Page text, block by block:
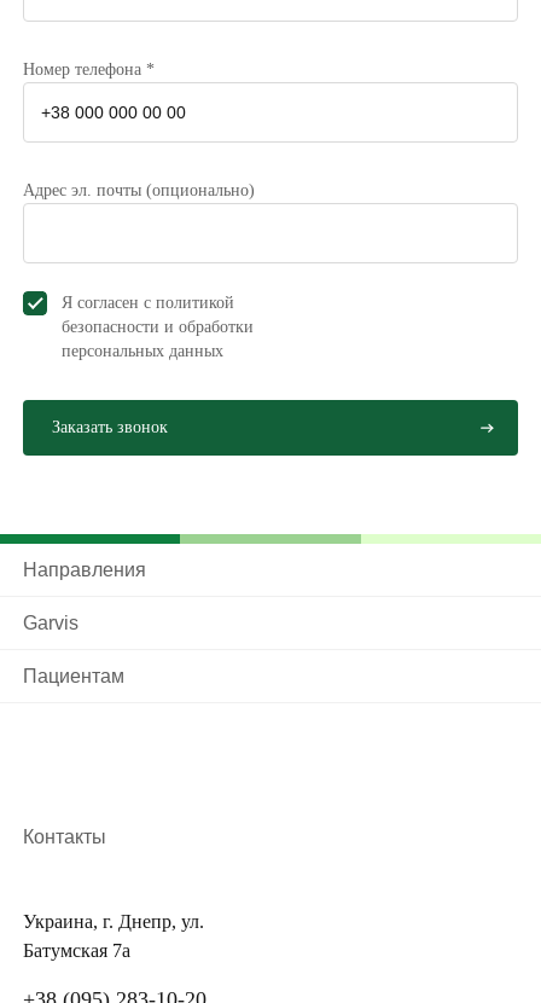
Номер телефона *
Адрес эл. почты (опционально)
Я согласен с политикой
безопасности и обработки
персональных данных
Направления
Garvis
Пациентам
Контакты
Украина, г. Днепр, ул.
Батумская 7а